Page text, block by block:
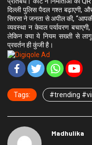
दिल्ली पुलिस पैदल गश्त बढ़ाएगी,
सिरसा ने जनता से अपील की, “आपकी
व्यवस्था न केवल पर्यावरण बचाएगी,
लेकिन क्या ये नियम सख्ती से
प्रवर्तन ही कुंजी है।
Tags: #trending
Madhulika